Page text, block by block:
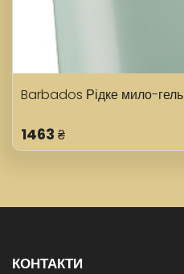
Barbados Рідке мило-гель
1463 ₴
КОНТАКТИ